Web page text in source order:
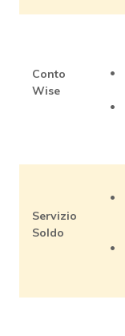
Conto
Wise
Servizio
Soldo